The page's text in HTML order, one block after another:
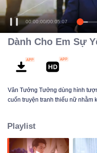
00:00:00/00:05:07
Dành Cho Em Sự
Vân Tưởng Tưởng dùng hình
cuốn truyện tranh thiếu nữ nhằm
nghị bất ngờ từ Phó Tư Hàn:
Playlist